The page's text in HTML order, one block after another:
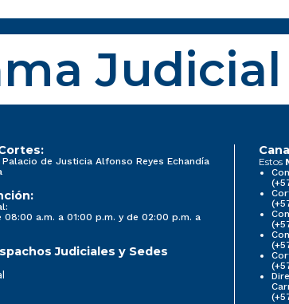
Judicial
de Justicia Alfonso Reyes Echandía
08:00 a.m. a 01:00 p.m. y de 02:00 p.m. a
Judiciales y Sedes
Estos